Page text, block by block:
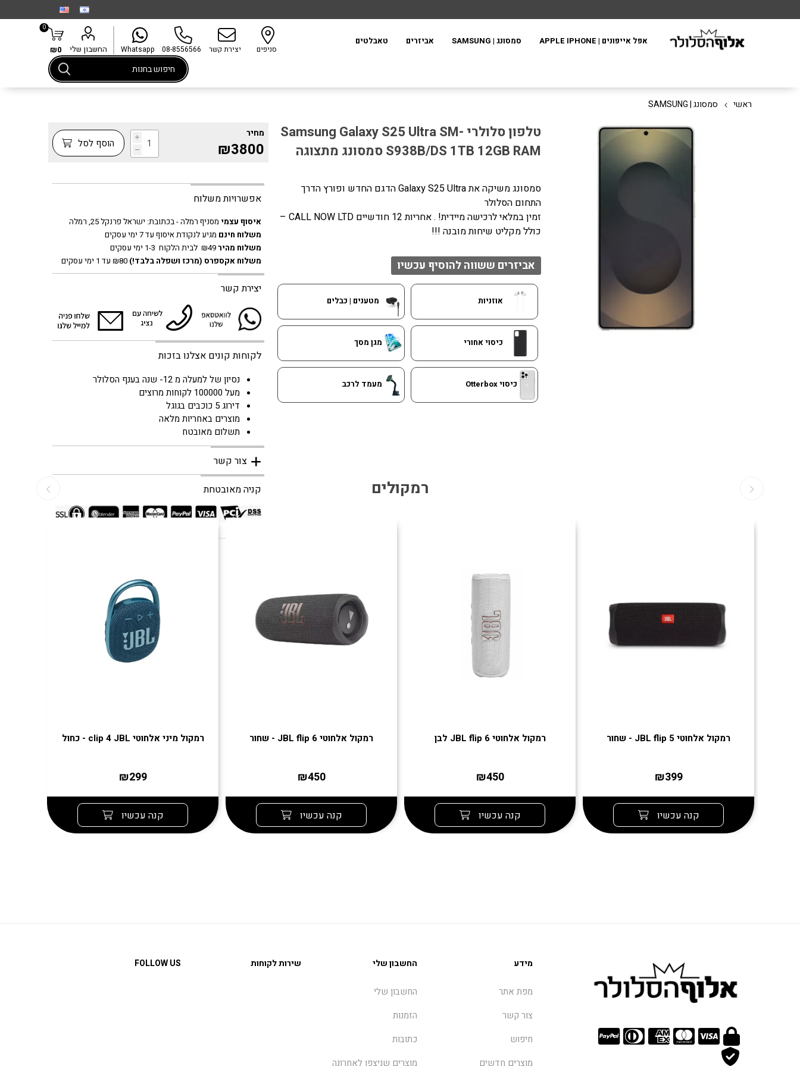
אפל אייפונים | APPLE IPHONE סמסונג | SAMSUNG אביזרים טאבלטים
סניפים יצירת קשר 08-8556566
Whatsapp החשבון שלי
0
₪0
ראשי סמסונג | SAMSUNG
טלפון סלולרי Samsung Galaxy S25 Ultra SM-
S938B/DS 1TB 12GB RAM סמסונג מתצוגה
סמסונג משיקה את Galaxy S25 Ultra הדגם החדש ופורץ הדרך
התחום הסלולר
זמין במלאי לרכישה מיידית! . אחריות 12 חודשיים CALL NOW LTD –
כולל מקליט שיחות מובנה !!!
אביזרים ששווה להוסיף עכשיו
אוזניות מטענים | כבלים
כיסוי אחורי מגן מסך
כיסוי Otterbox מעמד לרכב
מחיר
₪3800
i
h הוסף לסל
אפשרויות משלוח
איסוף עצמי מסניף רמלה - בכתובת: ישראל פרנקל 25, רמלה
משלוח חינם מגיע לנקודת איסוף עד 7 ימי עסקים
משלוח מהיר₪49 לבית הלקוח 1-3 ימי עסקים
משלוח אקספרס (מרכז ושפלה בלבד!) ₪80 עד 1 ימי עסקים
יצירת קשר
לקוחות קונים אצלנו בזכות
נסיון של למעלה מ 12- שנה בענף הסלולר
מעל 100000 לקוחות מרוצים
דירוג 5 כוכבים בגוגל
מוצרים באחריות מלאה
תשלום מאובטח
צור קשר
קניה מאובטחת
רמקולים
רמקול אלחוטי JBL flip 5 - שחור
₪399
קנה עכשיו
רמקול אלחוטי JBL flip 6 לבן
₪450
קנה עכשיו
רמקול אלחוטי JBL flip 6 - שחור
₪450
קנה עכשיו
רמקול מיני אלחוטי clip 4 JBL - כחול
₪299
קנה עכשיו
מידע
מפת אתר
צור קשר
חיפוש
מוצרים חדשים
החשבון שלי
החשבון שלי
הזמנות
כתובות
מוצרים שניצפו לאחרונה
שירות לקוחות FOLLOW US